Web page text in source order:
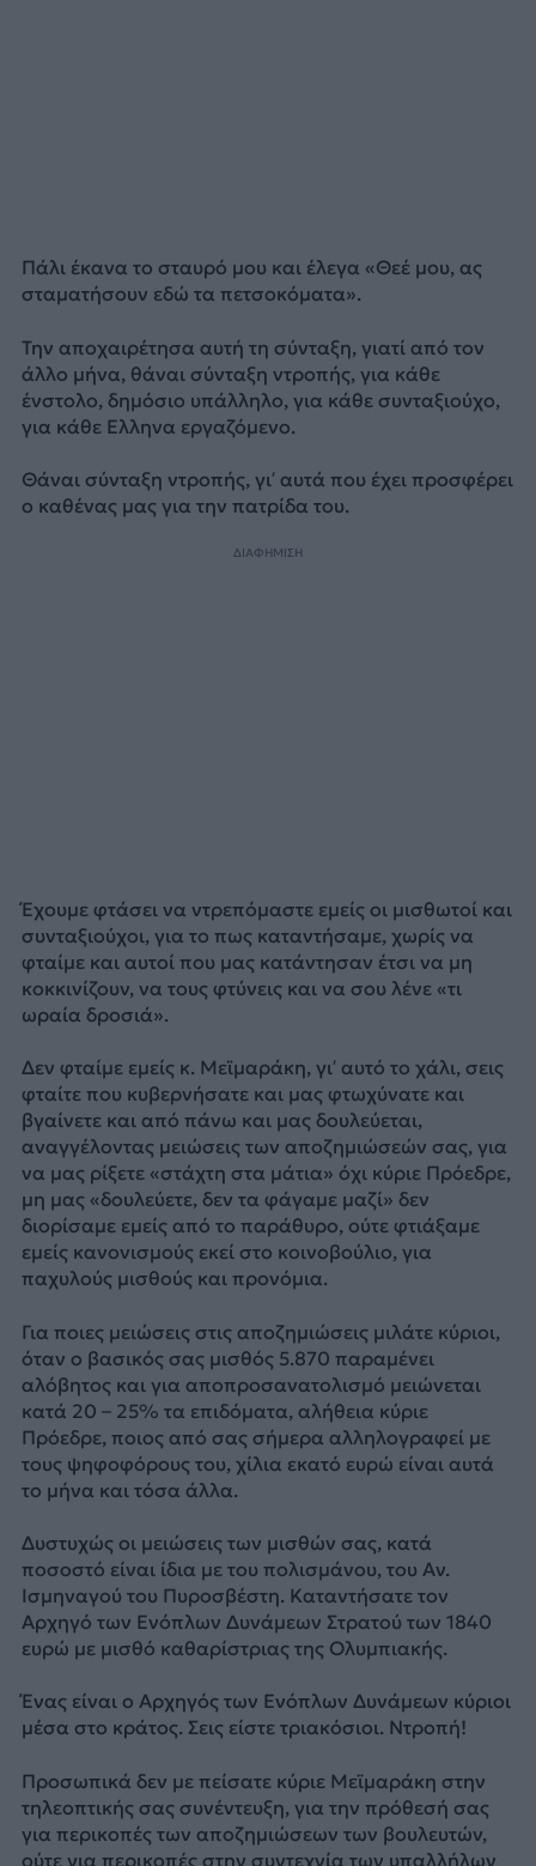
Πάλι έκανα το σταυρό μου και έλεγα «Θεέ μου, ας
σταματήσουν εδώ τα πετσοκόματα».
Την αποχαιρέτησα αυτή τη σύνταξη, γιατί από τον
άλλο μήνα, θάναι σύνταξη ντροπής, για κάθε
ένστολο, δημόσιο υπάλληλο, για κάθε συνταξιούχο,
για κάθε Ελληνα εργαζόμενο.
Θάναι σύνταξη ντροπής, γι’ αυτά που έχει προσφέρει
ο καθένας μας για την πατρίδα του.
ΔΙΑΦΗΜΙΣΗ
Έχουμε φτάσει να ντρεπόμαστε εμείς οι μισθωτοί και
συνταξιούχοι, για το πως καταντήσαμε, χωρίς να
φταίμε και αυτοί που μας κατάντησαν έτσι να μη
κοκκινίζουν, να τους φτύνεις και να σου λένε «τι
ωραία δροσιά».
Δεν φταίμε εμείς κ. Μεϊμαράκη, γι’ αυτό το χάλι, σεις
φταίτε που κυβερνήσατε και μας φτωχύνατε και
βγαίνετε και από πάνω και μας δουλεύεται,
αναγγέλοντας μειώσεις των αποζημιώσεών σας, για
να μας ρίξετε «στάχτη στα μάτια» όχι κύριε Πρόεδρε,
μη μας «δουλεύετε, δεν τα φάγαμε μαζί» δεν
διορίσαμε εμείς από το παράθυρο, ούτε φτιάξαμε
εμείς κανονισμούς εκεί στο κοινοβούλιο, για
παχυλούς μισθούς και προνόμια.
Για ποιες μειώσεις στις αποζημιώσεις μιλάτε κύριοι,
όταν ο βασικός σας μισθός 5.870 παραμένει
αλόβητος και για αποπροσανατολισμό μειώνεται
κατά 20 – 25% τα επιδόματα, αλήθεια κύριε
Πρόεδρε, ποιος από σας σήμερα αλληλογραφεί με
τους ψηφοφόρους του, χίλια εκατό ευρώ είναι αυτά
το μήνα και τόσα άλλα.
Δυστυχώς οι μειώσεις των μισθών σας, κατά
ποσοστό είναι ίδια με του πολισμάνου, του Αν.
Ισμηναγού του Πυροσβέστη. Καταντήσατε τον
Αρχηγό των Ενόπλων Δυνάμεων Στρατού των 1840
ευρώ με μισθό καθαρίστριας της Ολυμπιακής.
Ένας είναι ο Αρχηγός των Ενόπλων Δυνάμεων κύριοι
μέσα στο κράτος. Σεις είστε τριακόσιοι. Ντροπή!
Προσωπικά δεν με πείσατε κύριε Μεϊμαράκη στην
τηλεοπτικής σας συνέντευξη, για την πρόθεσή σας
για περικοπές των αποζημιώσεων των βουλευτών,
ούτε για περικοπές στην συντεχνία των υπαλλήλων